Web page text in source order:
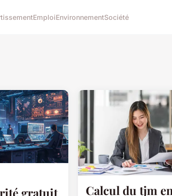
EmploiEnvironnementSociété
gratuit
Calcul du tjm en